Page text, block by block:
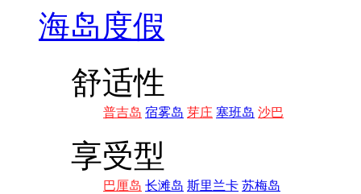
海岛度假
舒适性
普吉岛 宿雾岛 芽庄 塞班岛 沙巴
享受型
巴厘岛 长滩岛 斯里兰卡 苏梅岛